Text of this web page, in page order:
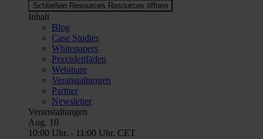
Schließen Resources Resources öffnen
Inhalt
Blog
Case Studies
Whitepapers
Praxisleitfäden
Webinare
Veranstaltungen
Partner
Newsletter
Veranstaltungen
Aug. 10
10:00 Uhr. - 11:00 Uhr. CET